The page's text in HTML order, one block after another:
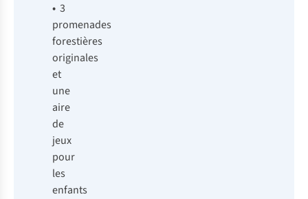
• 3
promenades
forestières
originales
et
une
aire
de
jeux
pour
les
enfants